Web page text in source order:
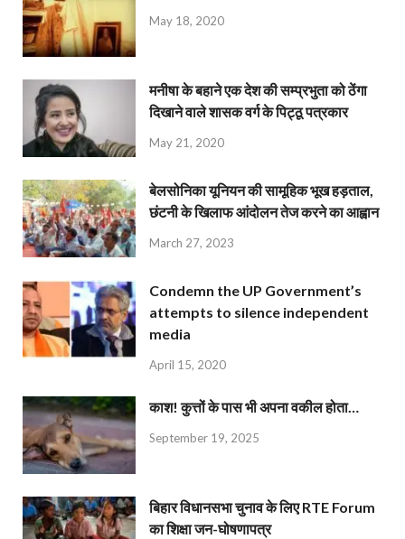
May 18, 2020
मनीषा के बहाने एक देश की सम्प्रभुता को ठेंगा
दिखाने वाले शासक वर्ग के पिट्ठू पत्रकार
May 21, 2020
बेलसोनिका यूनियन की सामूहिक भूख हड़ताल,
छंटनी के खिलाफ आंदोलन तेज करने का आह्वान
March 27, 2023
Condemn the UP Government’s
attempts to silence independent
media
April 15, 2020
काश! कुत्तों के पास भी अपना वकील होता…
September 19, 2025
बिहार विधानसभा चुनाव के लिए RTE Forum
का शिक्षा जन-घोषणापत्र